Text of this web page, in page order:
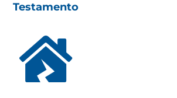
Testamento
